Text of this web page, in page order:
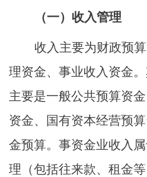
（一） 收入管理
收入主要为财政预
理资金、事业收入资金
主要是一般公共预算资
资金、国有资本经营预
金预算。事资金业收入
理（包括往来款、租金